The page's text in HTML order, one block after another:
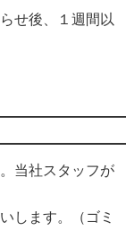
せ後、１週間以
当社スタッフが
します。（ゴミ